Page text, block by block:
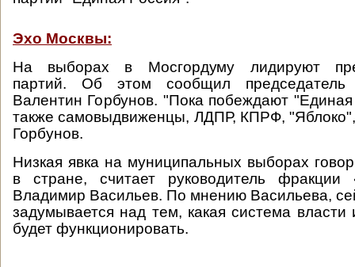
Эхо Москвы:
На выборах в Мосгордуму лидируют
партий. Об этом сообщил председатель
Валентин Горбунов. "Пока побеждают
также самовыдвиженцы, ЛДПР, КПРФ,
Горбунов.
Низкая явка на муниципальных выборах
в стране, считает руководитель фракции
Владимир Васильев. По мнению Васильева,
задумывается над тем, какая система власти
будет функционировать.